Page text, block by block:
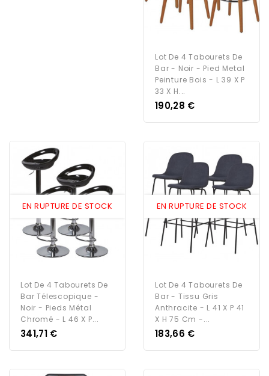
Lot De 4 Tabourets De
Bar - Noir - Pied Metal
Peinture Bois - L 39 X P
33 X H...
Prix
190,28 €
EN RUPTURE DE STOCK
Lot De 4 Tabourets De
Bar Télescopique -
Noir - Pieds Métal
Chromé - L 46 X P...
Prix
341,71 €
EN RUPTURE DE STOCK
Lot De 4 Tabourets De
Bar - Tissu Gris
Anthracite - L 41 X P 41
X H 75 Cm -...
Prix
183,66 €